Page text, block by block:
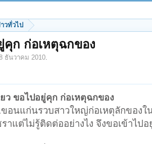
วทั่วไป
คุก ก่อเหตุฉกของ
ธันวาคม 2010.
ว ขอไปอยู่คุก ก่อเหตุฉกของ
อนแก่นรวบสาวใหญ่ก่อเหตุลักของใ
าแต่ไม่รู้ติดต่ออย่างไง จึงขอเข้าไป